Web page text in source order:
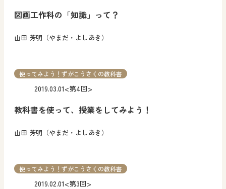
図画工作科の「知識」って？
山田 芳明（やまだ・よしあき）
教科書を使って、授業をしてみよう！
山田 芳明（やまだ・よしあき）
2019.03.01<第4回>
使ってみよう！ずがこうさくの教科書
2019.02.01<第3回>
使ってみよう！ずがこうさくの教科書